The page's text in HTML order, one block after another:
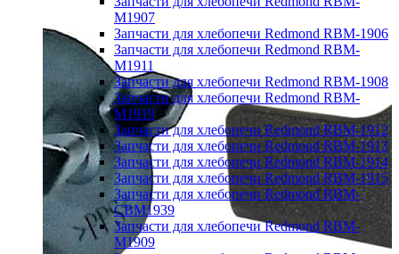
M1907
Запчасти для хлебопечи Redmond RBM-1906
Запчасти для хлебопечи Redmond RBM-
M1911
Запчасти для хлебопечи Redmond RBM-1908
Запчасти для хлебопечи Redmond RBM-
M1919
Запчасти для хлебопечи Redmond RBM-1912
Запчасти для хлебопечи Redmond RBM-1913
Запчасти для хлебопечи Redmond RBM-1914
Запчасти для хлебопечи Redmond RBM-1915
Запчасти для хлебопечи Redmond RBM-
CBM1939
Запчасти для хлебопечи Redmond RBM-
M1909